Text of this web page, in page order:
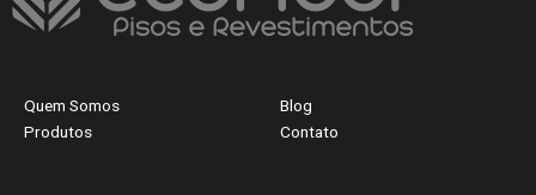
Quem Somos
Produtos
Blog
Contato